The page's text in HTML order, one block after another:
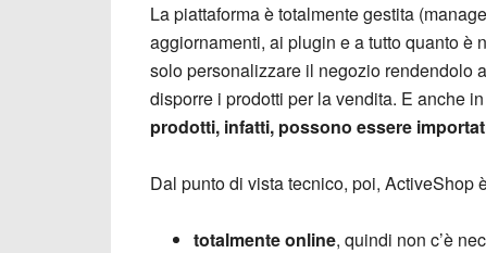
La piattaforma è totalmente gestita
aggiornamenti, ai plugin e a tutto quanto è
solo personalizzare il negozio rendendolo
disporre i prodotti per la vendita. E anche
prodotti, infatti, possono essere
Dal punto di vista tecnico, poi, ActiveShop
totalmente online, quindi non c’è